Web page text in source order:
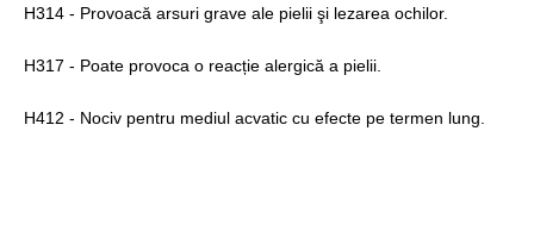
H314 - Provoacă arsuri grave ale pielii şi lezarea ochilor.
H317 - Poate provoca o reacție alergică a pielii.
H412 - Nociv pentru mediul acvatic cu efecte pe termen lung.